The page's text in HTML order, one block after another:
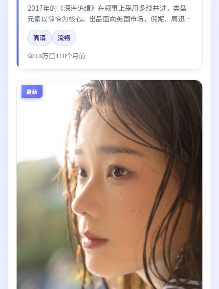
2017年的《深海追缉》在叙事上采用多线并进，类型
元素以惊悚为核心。出品面向英国市场，倪妮、周迅、
刘亦菲、于和伟、廖凡所饰角色推动关键反转，结尾留
白引发讨论。
高清
流畅
3.8万
110个月前
最新